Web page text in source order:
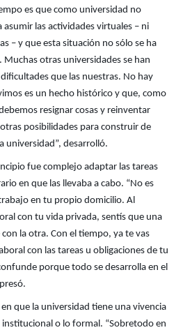
es que como universidad no
las actividades virtuales – ni
– y que esta situación no sólo se ha
otras universidades se han
que las nuestras. No hay
es un hecho histórico y que, como
resignar cosas y reinventar
posibilidades para construir de
universidad”, desarrolló.
fue complejo adaptar las tareas
en que las llevaba a cabo. “No es
en tu propio domicilio. Al
con tu vida privada, sentís que una
la otra. Con el tiempo, ya te vas
con las tareas u obligaciones de tu
porque todo se desarrolla en el
que la universidad tiene una vivencia
institucional o lo formal. “Sobretodo en